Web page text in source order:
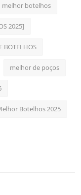
melhor botelhos
2025]
BOTELHOS
melhor de poços
Botelhos 2025